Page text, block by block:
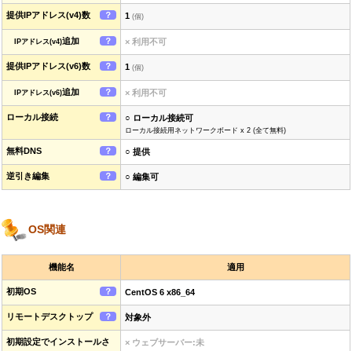
提供IPアドレス(v4)数 ？ 1 (個)
IPアドレス(v4)追加 ？ × 利用不可
提供IPアドレス(v6)数 ？ 1 (個)
IPアドレス(v6)追加 ？ × 利用不可
ローカル接続 ？ ○ ローカル接続可
ローカル接続用ネットワークボード x 2 (全て無料)
無料DNS ？ ○ 提供
逆引き編集 ？ ○ 編集可
OS関連
機能名 適用
初期OS ？ CentOS 6 x86_64
リモートデスクトップ ？ 対象外
初期設定でインストールさ × ウェブサーバー:未